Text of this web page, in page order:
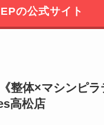
の公式サイト
整体×マシンピラ
高松店